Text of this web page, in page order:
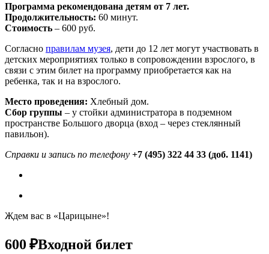
Программа рекомендована детям от 7 лет.
Продолжительность: 60 минут.
Стоимость – 600 руб.
Согласно правилам музея, дети до 12 лет могут участвовать в
детских мероприятиях только в сопровождении взрослого, в
связи с этим билет на программу приобретается как на
ребенка, так и на взрослого.
Место проведения: Хлебный дом.
Сбор группы – у стойки администратора в подземном
пространстве Большого дворца (вход – через стеклянный
павильон).
Справки и запись по телефону +7 (495) 322 44 33 (доб. 1141)
Ждем вас в «Царицыне»!
600 ₽Входной билет